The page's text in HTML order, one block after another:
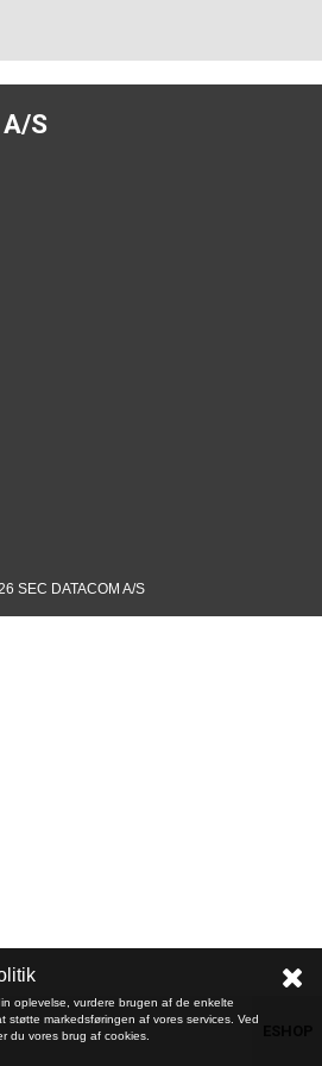
A/S
SEC DATACOM A/S
oplevelse, vurdere brugen af de enkelte
støtte markedsføringen af vores services. Ved
du vores brug af cookies.